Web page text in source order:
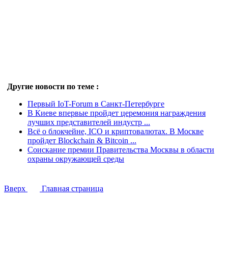
Другие новости по теме :
Первый IoT-Forum в Санкт-Петербурге
В Киеве впервые пройдет церемония награждения
лучших представителей индустр ...
Всё о блокчейне, ICO и криптовалютах. В Москве
пройдет Blockchain & Bitcoin ...
Cоискание премии Правительства Москвы в области
охраны окружающей среды
Вверх Главная страница